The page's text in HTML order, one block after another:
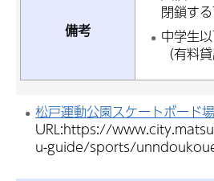
備考
閉鎖す
中学生
（有料
松戸運動公園スケートボード場
URL:https://
u-guide/sports/